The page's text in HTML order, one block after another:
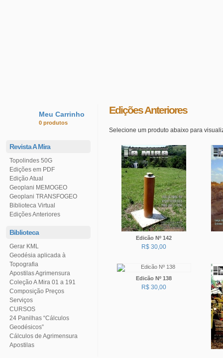
Meu Carrinho
0 produtos
Revista A Mira
Topolindes 50G
Edições em PDF
Edição Atual
Geoplani MEMOGEO
Geoplani TRANSFOGEO
Biblioteca Virtual
Edições Anteriores
Biblioteca
Gerar KML
Topografia
Apostilas Agrimensura
Coleção A Mira 01 a 191
Serviços
CURSOS
Geodésicos”
Cálculos de Agrimensura
Apostilas
Edições Anteriores
Selecione um produto abaixo para
Edicão Nº 142
R$ 30,00
Edicão Nº 138
R$ 30,00